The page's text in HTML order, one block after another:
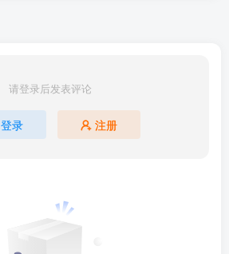
请登录后发表评论
登录 注册